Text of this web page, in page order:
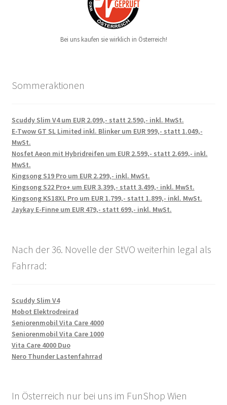
Bei uns kaufen sie wirklich in Österreich!
Sommeraktionen
Scuddy Slim V4 um EUR 2.099,- statt 2.590,- inkl. MwSt.
E-Twow GT SL Limited inkl. Blinker um EUR 999,- statt 1.049,-
MwSt.
Nosfet Aeon mit Hybridreifen um EUR 2.599,- statt 2.699,- inkl.
MwSt.
Kingsong S19 Pro um EUR 2.299,- inkl. MwSt.
Kingsong S22 Pro+ um EUR 3.399,- statt 3.499,- inkl. MwSt.
Kingsong KS18XL Pro um EUR 1.799,- statt 1.899,- inkl. MwSt.
Jaykay E-Finne um EUR 479,- statt 699,- inkl. MwSt.
Nach der 36. Novelle der StVO weiterhin legal als
Fahrrad:
Scuddy Slim V4
Mobot Elektrodreirad
Seniorenmobil Vita Care 4000
Seniorenmobil Vita Care 1000
Vita Care 4000 Duo
Nero Thunder Lastenfahrrad
In Österreich nur bei uns im FunShop Wien